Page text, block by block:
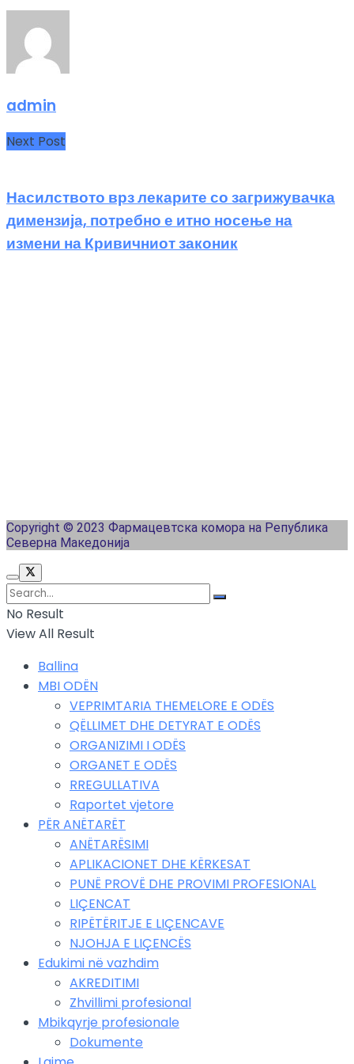
admin
Next Post
Насилството врз лекарите со загрижувачка
димензија, потребно е итно носење на
измени на Кривичниот законик
Copyright © 2023 Фармацевтска комора на Република
Северна Македонија
No Result
View All Result
Ballina
MBI ODËN
VEPRIMTARIA THEMELORE E ODËS
QËLLIMET DHE DETYRAT E ODËS
ORGANIZIMI I ODËS
ORGANET E ODËS
RREGULLATIVA
Raportet vjetore
PËR ANËTARËT
ANËTARËSIMI
APLIKACIONET DHE KËRKESAT
PUNË PROVË DHE PROVIMI PROFESIONAL
LIÇENCAT
RIPËTËRITJE E LIÇENCAVE
NJOHJA E LIÇENCËS
Edukimi në vazhdim
AKREDITIMI
Zhvillimi profesional
Mbikqyrje profesionale
Dokumente